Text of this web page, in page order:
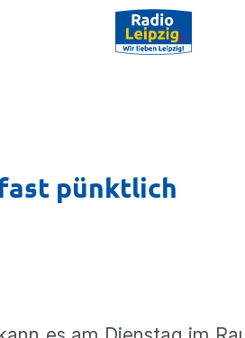
pünktlich